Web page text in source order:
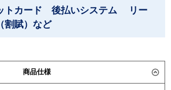
トカード 後払いシステム リー
賦）など
商品仕様